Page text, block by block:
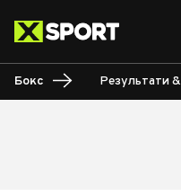
Бокс Результати